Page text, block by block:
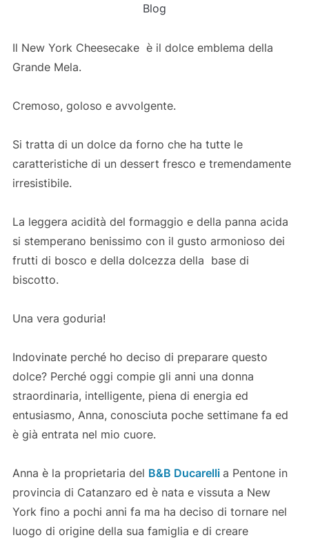
Blog
Il New York Cheesecake è il dolce emblema della
Grande Mela.
Cremoso, goloso e avvolgente.
Si tratta di un dolce da forno che ha tutte le
caratteristiche di un dessert fresco e tremendamente
irresistibile.
La leggera acidità del formaggio e della panna acida
si stemperano benissimo con il gusto armonioso dei
frutti di bosco e della dolcezza della base di
biscotto.
Una vera goduria!
Indovinate perché ho deciso di preparare questo
dolce? Perché oggi compie gli anni una donna
straordinaria, intelligente, piena di energia ed
entusiasmo, Anna, conosciuta poche settimane fa ed
è già entrata nel mio cuore.
Anna è la proprietaria del B&B Ducarelli a Pentone in
provincia di Catanzaro ed è nata e vissuta a New
York fino a pochi anni fa ma ha deciso di tornare nel
luogo di origine della sua famiglia e di creare